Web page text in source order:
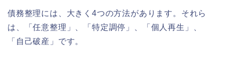
債務整理には、大きく4つの方法があります。それら
は、「任意整理」、「特定調停」、「個人再生」、
「自己破産」です。